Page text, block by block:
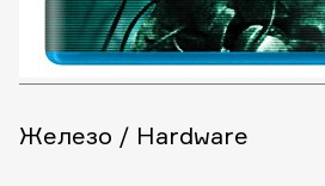
Железо / Hardware